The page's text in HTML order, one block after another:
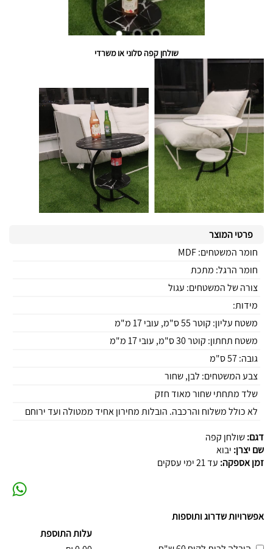
שולחן קפה סלוני או משרדי
פרטי המוצר
חומר המשטחים: MDF
חומר הרגל: מתכת
צורה של המשטחים: עגול
מידות:
משטח עליון: קוטר 55 ס"מ, עובי 17 מ"מ
משטח תחתון: קוטר 30 ס"מ, עובי 17 מ"מ
גובה: 57 ס"מ
צבע המשטחים: לבן, שחור
שלד מתחתי שחור מאוד חזק
לא כולל משלוח והרכבה. הובלות מחירון אחיד ממטולה ועד ירוחם
דגם:שולחן קפה
שם יצרן: יבוא
זמן אספקה: עד 21 ימי עסקים
אפשרויות שדרוג ותוספות
עלות התוספת